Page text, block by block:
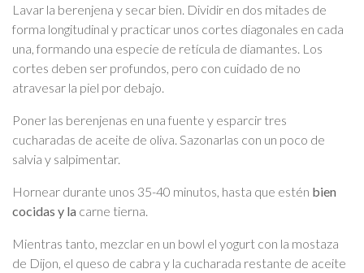
Lavar la berenjena y secar bien. Dividir en dos mitades de
forma longitudinal y practicar unos cortes diagonales en cada
una, formando una especie de retícula de diamantes. Los
cortes deben ser profundos, pero con cuidado de no
atravesar la piel por debajo.
Poner las berenjenas en una fuente y esparcir tres
cucharadas de aceite de oliva. Sazonarlas con un poco de
salvia y salpimentar.
Hornear durante unos 35-40 minutos, hasta que estén bien
cocidas y la carne tierna.
Mientras tanto, mezclar en un bowl el yogurt con la mostaza
de Dijon, el queso de cabra y la cucharada restante de aceite